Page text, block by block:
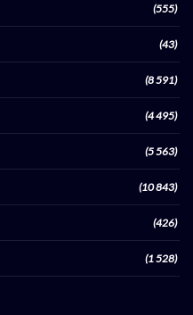
(555)
(43)
(8 591)
(4 495)
(5 563)
(10 843)
(426)
(1 528)